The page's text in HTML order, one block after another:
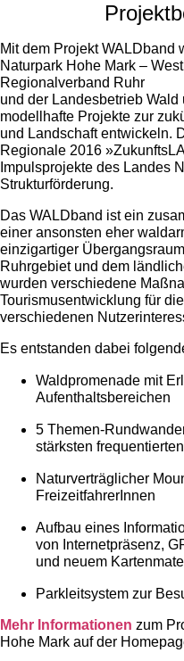
Mit dem Projekt WALDband
Naturpark Hohe Mark –
Regionalverband Ruhr
und der Landesbetrieb
modellhafte Projekte zur
und Landschaft entwickeln.
Regionale 2016
Impulsprojekte des Landes
Strukturförderung.
Das WALDband ist ein
einer ansonsten eher
einzigartiger
Ruhrgebiet und dem
wurden verschiedene
Tourismusentwicklung für
verschiedenen
Es entstanden dabei
Waldpromenade mit
Aufenthaltsbereichen
5 Themen-
stärksten
Naturverträglicher
FreizeitfahrerInnen
Aufbau eines
von Internetpräsenz,
und neuem
Parkleitsystem zur
Mehr Informationen zum
Hohe Mark auf der